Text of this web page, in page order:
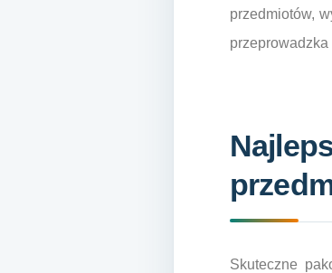
przedmiotów,
Skuteczne